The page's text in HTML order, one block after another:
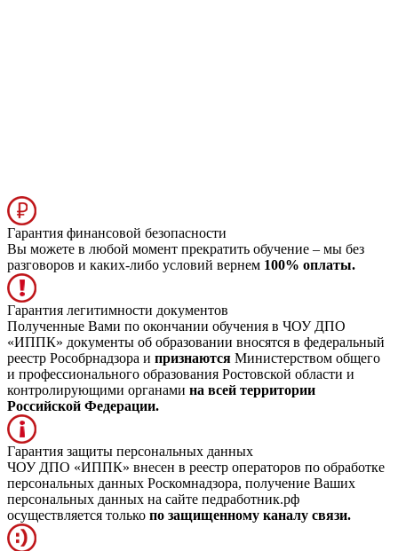
Гарантия финансовой безопасности
Вы можете в любой момент прекратить обучение – мы без
разговоров и каких-либо условий вернем 100% оплаты.
Гарантия легитимности документов
Полученные Вами по окончании обучения в ЧОУ ДПО
«ИППК» документы об образовании вносятся в федеральный
реестр Рособрнадзора и признаются Министерством общего
и профессионального образования Ростовской области и
контролирующими органами на всей территории
Российской Федерации.
Гарантия защиты персональных данных
ЧОУ ДПО «ИППК» внесен в реестр операторов по обработке
персональных данных Роскомнадзора, получение Ваших
персональных данных на сайте педработник.рф
осуществляется только по защищенному каналу связи.